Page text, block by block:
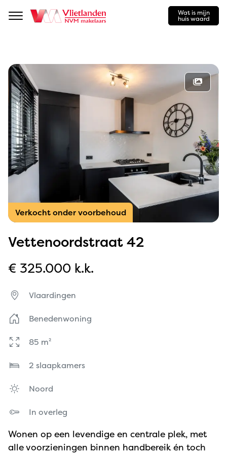
Navigation
Wat is mijn
huis waard
Verkocht onder voorbehoud
Vettenoordstraat 42
€ 325.000 k.k.
Vlaardingen
Benedenwoning
85 m²
2 slaapkamers
Noord
In overleg
Wonen op een levendige en centrale plek, met
alle voorzieningen binnen handbereik én toch